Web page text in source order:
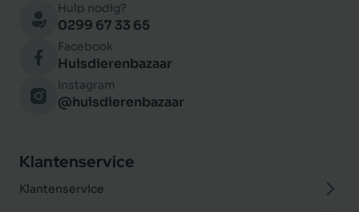
Hulp nodig?
0299 67 33 65
Facebook
Huisdierenbazaar
Instagram
@huisdierenbazaar
Klantenservice
Klantenservice